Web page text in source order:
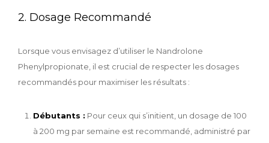
2. Dosage Recommandé
Lorsque vous envisagez d’utiliser le Nandrolone
Phenylpropionate, il est crucial de respecter les dosages
recommandés pour maximiser les résultats :
Débutants : Pour ceux qui s’initient, un dosage de 100
à 200 mg par semaine est recommandé, administré par